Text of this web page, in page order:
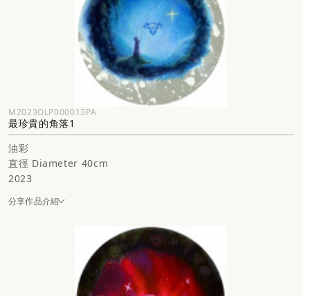
M2023OLP000013PA
最珍貴的角落1
油彩
直徑 Diameter 40cm
2023
分享作品介紹